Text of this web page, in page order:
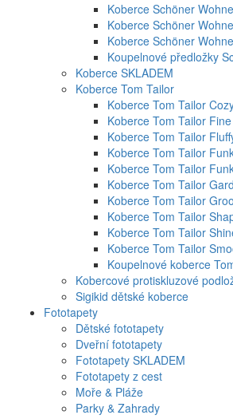
Koberce Schöner
Koberce Schöner
Koberce Schöner
Koupelnové předložky
Koberce SKLADEM
Koberce Tom Tailor
Koberce Tom Tailor
Koberce Tom Tailor
Koberce Tom Tailor
Koberce Tom Tailor
Koberce Tom Tailor
Koberce Tom Tailor
Koberce Tom Tailor
Koberce Tom Tailor
Koberce Tom Tailor
Koberce Tom Tailor
Koupelnové koberce
Kobercové protiskluzové
Sigikid dětské koberce
Fototapety
Dětské fototapety
Dveřní fototapety
Fototapety SKLADEM
Fototapety z cest
Moře & Pláže
Parky & Zahrady